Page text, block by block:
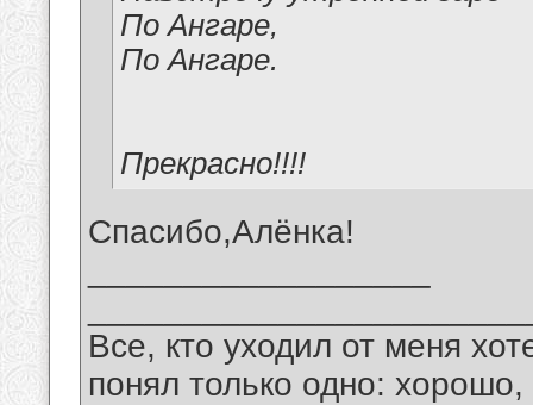
По Ангаре,
По Ангаре.
Прекрасно!!!!
Спасибо,Алёнка!
Все, кто уходил от меня
понял только одно: